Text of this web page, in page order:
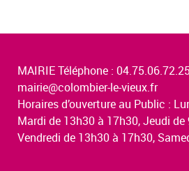
MAIRIE Téléphone :
mairie@colombier-le-vieux.fr
Horaires d’ouverture au Public :
Mardi de 13h30 à 17h30, Jeudi de
Vendredi de 13h30 à 17h30,